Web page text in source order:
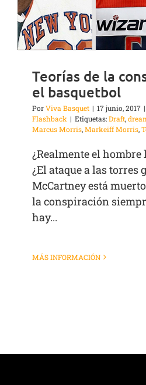
Teorías de la
el basquetbol
PorViva Basquet | 17 junio, 2017 |
Flashback | Etiquetas:Draft,
Marcus Morris,Markeiff Morris,
¿Realmente el hombre
¿El ataque a las torres
McCartney está
la conspiración
hay...
MÁS INFORMACIÓN